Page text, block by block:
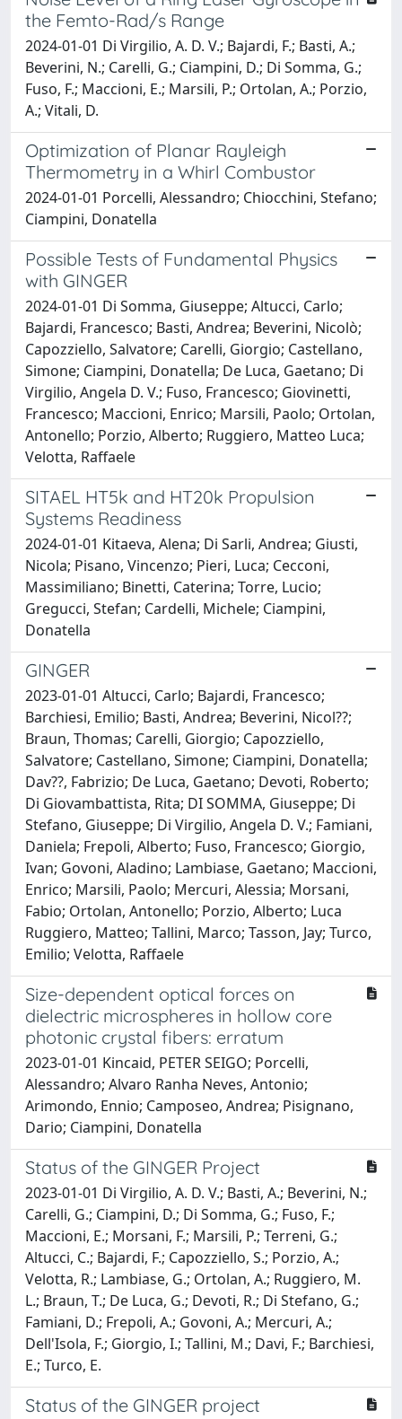
the Femto-Rad/s Range
2024-01-01 Di Virgilio, A. D. V.; Bajardi, F.; Basti, A.;
Beverini, N.; Carelli, G.; Ciampini, D.; Di Somma, G.;
Fuso, F.; Maccioni, E.; Marsili, P.; Ortolan, A.; Porzio,
A.; Vitali, D.
Optimization of Planar Rayleigh
Thermometry in a Whirl Combustor
2024-01-01 Porcelli, Alessandro; Chiocchini, Stefano;
Ciampini, Donatella
Possible Tests of Fundamental Physics
with GINGER
2024-01-01 Di Somma, Giuseppe; Altucci, Carlo;
Bajardi, Francesco; Basti, Andrea; Beverini, Nicolò;
Capozziello, Salvatore; Carelli, Giorgio; Castellano,
Simone; Ciampini, Donatella; De Luca, Gaetano; Di
Virgilio, Angela D. V.; Fuso, Francesco; Giovinetti,
Francesco; Maccioni, Enrico; Marsili, Paolo; Ortolan,
Antonello; Porzio, Alberto; Ruggiero, Matteo Luca;
Velotta, Raffaele
SITAEL HT5k and HT20k Propulsion
Systems Readiness
2024-01-01 Kitaeva, Alena; Di Sarli, Andrea; Giusti,
Nicola; Pisano, Vincenzo; Pieri, Luca; Cecconi,
Massimiliano; Binetti, Caterina; Torre, Lucio;
Gregucci, Stefan; Cardelli, Michele; Ciampini,
Donatella
GINGER
2023-01-01 Altucci, Carlo; Bajardi, Francesco;
Barchiesi, Emilio; Basti, Andrea; Beverini, Nicol??;
Braun, Thomas; Carelli, Giorgio; Capozziello,
Salvatore; Castellano, Simone; Ciampini, Donatella;
Dav??, Fabrizio; De Luca, Gaetano; Devoti, Roberto;
Di Giovambattista, Rita; DI SOMMA, Giuseppe; Di
Stefano, Giuseppe; Di Virgilio, Angela D. V.; Famiani,
Daniela; Frepoli, Alberto; Fuso, Francesco; Giorgio,
Ivan; Govoni, Aladino; Lambiase, Gaetano; Maccioni,
Enrico; Marsili, Paolo; Mercuri, Alessia; Morsani,
Fabio; Ortolan, Antonello; Porzio, Alberto; Luca
Ruggiero, Matteo; Tallini, Marco; Tasson, Jay; Turco,
Emilio; Velotta, Raffaele
Size-dependent optical forces on
dielectric microspheres in hollow core
photonic crystal fibers: erratum
2023-01-01 Kincaid, PETER SEIGO; Porcelli,
Alessandro; Alvaro Ranha Neves, Antonio;
Arimondo, Ennio; Camposeo, Andrea; Pisignano,
Dario; Ciampini, Donatella
Status of the GINGER Project
2023-01-01 Di Virgilio, A. D. V.; Basti, A.; Beverini, N.;
Carelli, G.; Ciampini, D.; Di Somma, G.; Fuso, F.;
Maccioni, E.; Morsani, F.; Marsili, P.; Terreni, G.;
Altucci, C.; Bajardi, F.; Capozziello, S.; Porzio, A.;
Velotta, R.; Lambiase, G.; Ortolan, A.; Ruggiero, M.
L.; Braun, T.; De Luca, G.; Devoti, R.; Di Stefano, G.;
Famiani, D.; Frepoli, A.; Govoni, A.; Mercuri, A.;
Dell'Isola, F.; Giorgio, I.; Tallini, M.; Davi, F.; Barchiesi,
E.; Turco, E.
Status of the GINGER project